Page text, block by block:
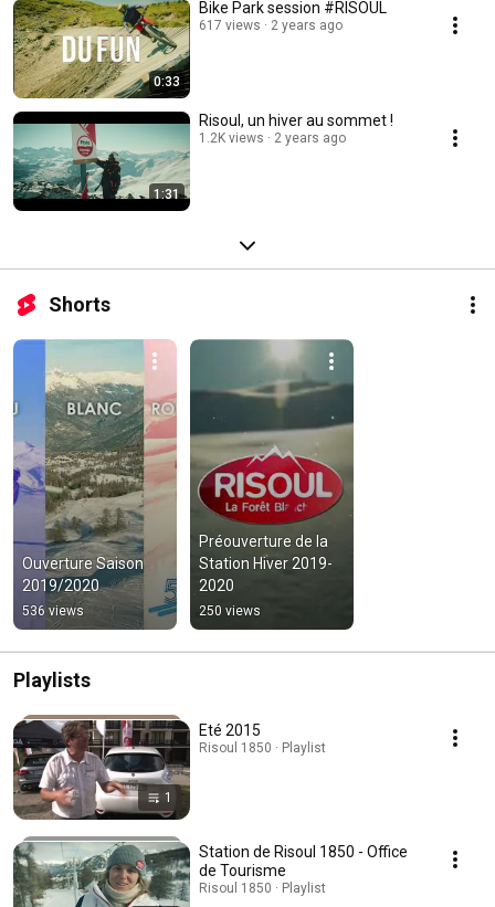
0:33
Bike Park session #RISOUL
617 views 2 years ago
1:31
Risoul, un hiver au sommet !
1.2K views 2 years ago
Shorts
Ouverture Saison
2019/2020
536 views
Préouverture de la
Station Hiver 2019-
2020
250 views
Playlists
1
Eté 2015
Risoul 1850 · Playlist
Station de Risoul 1850 - Office
de Tourisme
Risoul 1850 · Playlist